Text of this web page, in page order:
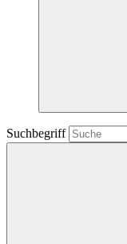
Suchbegriff